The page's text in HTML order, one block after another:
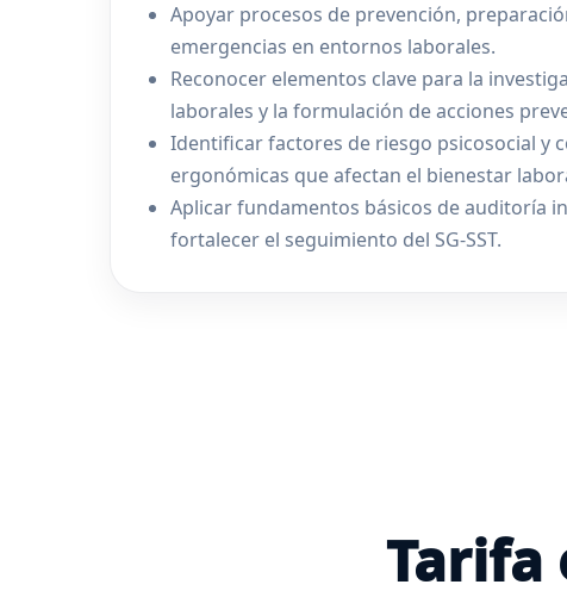
Apoyar procesos de prevención,
emergencias en entornos laborales.
Reconocer elementos clave para la
laborales y la formulación de acciones
Identificar factores de riesgo psicosocial y
ergonómicas que afectan el bienestar
Aplicar fundamentos básicos de auditoría
fortalecer el seguimiento del SG-SST.
Tarifa